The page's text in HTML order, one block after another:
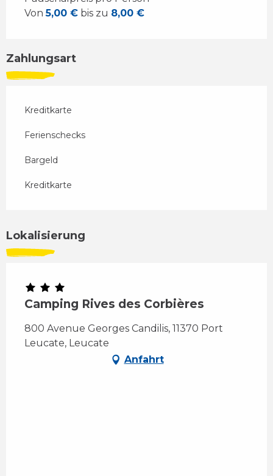
Von5,00 € bis zu 8,00 €
Zahlungsart
Kreditkarte
Ferienschecks
Bargeld
Kreditkarte
Lokalisierung
Camping Rives des Corbières
800 Avenue Georges Candilis, 11370 Port
Leucate, Leucate
Anfahrt